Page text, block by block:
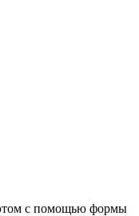
этом с помощью формы